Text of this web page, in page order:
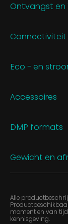
Ontvangst en
Connectiviteit
Eco - en
Accessoires
DMP formats
Gewicht en
Alle
moment en van
kennisgeving.